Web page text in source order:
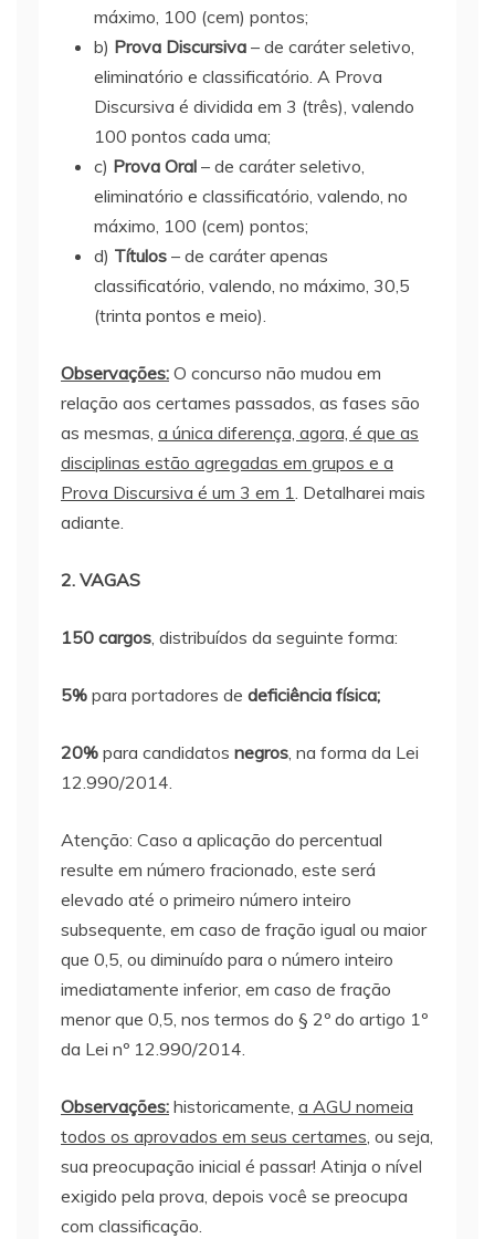
máximo, 100 (cem) pontos;
b) Prova Discursiva – de caráter seletivo,
eliminatório e classificatório. A Prova
Discursiva é dividida em 3 (três), valendo
100 pontos cada uma;
c) Prova Oral – de caráter seletivo,
eliminatório e classificatório, valendo, no
máximo, 100 (cem) pontos;
d) Títulos – de caráter apenas
classificatório, valendo, no máximo, 30,5
(trinta pontos e meio).
Observações: O concurso não mudou em
relação aos certames passados, as fases são
as mesmas, a única diferença, agora, é que as
disciplinas estão agregadas em grupos e a
Prova Discursiva é um 3 em 1. Detalharei mais
adiante.
2. VAGAS
150 cargos, distribuídos da seguinte forma:
5% para portadores de deficiência física;
20% para candidatos negros, na forma da Lei
12.990/2014.
Atenção: Caso a aplicação do percentual
resulte em número fracionado, este será
elevado até o primeiro número inteiro
subsequente, em caso de fração igual ou maior
que 0,5, ou diminuído para o número inteiro
imediatamente inferior, em caso de fração
menor que 0,5, nos termos do § 2º do artigo 1º
da Lei nº 12.990/2014.
Observações: historicamente, a AGU nomeia
todos os aprovados em seus certames, ou seja,
sua preocupação inicial é passar! Atinja o nível
exigido pela prova, depois você se preocupa
com classificação.